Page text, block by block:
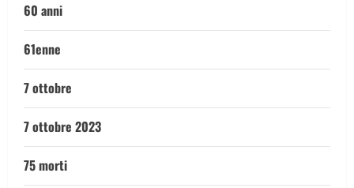
60 anni
61enne
7 ottobre
7 ottobre 2023
75 morti